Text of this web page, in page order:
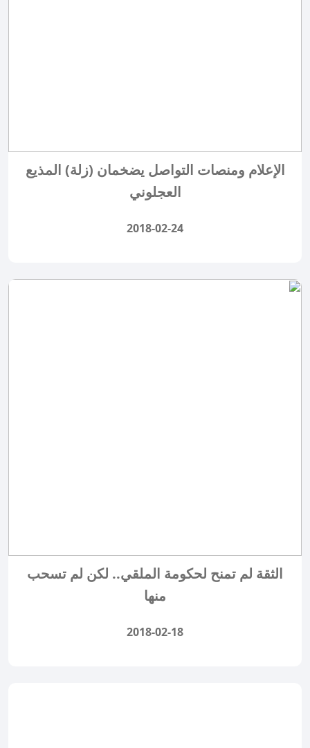
الإعلام ومنصات التواصل يضخمان (زلة) المذيع
العجلوني
2018-02-24
الثقة لم تمنح لحكومة الملقي.. لكن لم تسحب
منها
2018-02-18